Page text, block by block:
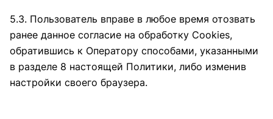
5.3. Пользователь вправе в любое время отозвать
ранее данное согласие на обработку Cookies,
обратившись к Оператору способами, указанными
в разделе 8 настоящей Политики, либо изменив
настройки своего браузера.